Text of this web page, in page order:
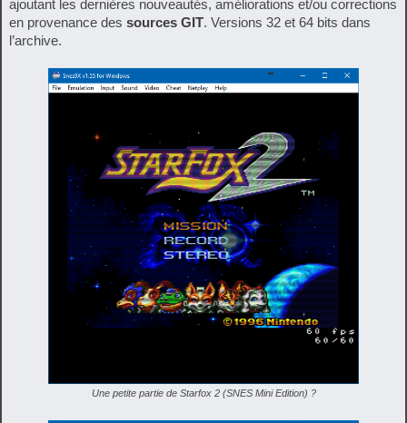
ajoutant les dernières nouveautés, améliorations et/ou corrections
en provenance des sources GIT. Versions 32 et 64 bits dans
l’archive.
Une petite partie de Starfox 2 (SNES Mini Edition) ?